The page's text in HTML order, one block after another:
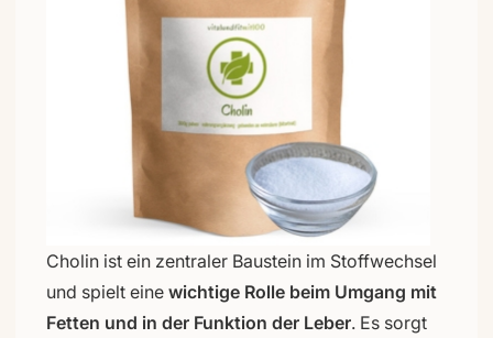
Cholin ist ein zentraler Baustein im Stoffwechsel
und spielt eine wichtige Rolle beim Umgang mit
Fetten und in der Funktion der Leber. Es sorgt